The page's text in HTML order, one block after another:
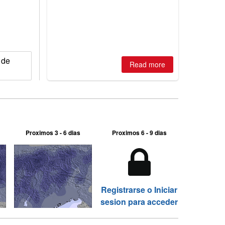
Read more
Proximos 3 - 6 dias Proximos 6 - 9 dias
Registrarse o Iniciar
sesion para acceder